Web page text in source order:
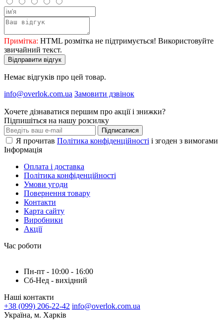
Примітка: HTML розмітка не підтримується! Використовуйте
звичайний текст.
Відправити відгук
Немає відгуків про цей товар.
info@overlok.com.ua Замовити дзвінок
Хочете дізнаватися першим про акції і знижки?
Підпишіться на нашу розсилку
Підписатися
Я прочитав Політика конфіденційності і згоден з вимогами
Інформація
Оплата і доставка
Політика конфіденційності
Умови угоди
Повернення товару
Контакти
Карта сайту
Виробники
Акції
Час роботи
Пн-пт - 10:00 - 16:00
Сб-Нед - вихідний
Наші контакти
+38 (099) 206-22-42 info@overlok.com.ua
Україна, м. Харків